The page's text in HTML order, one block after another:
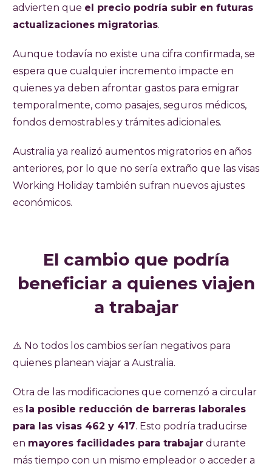
advierten que el precio podría subir en futuras
actualizaciones migratorias.
Aunque todavía no existe una cifra confirmada, se
espera que cualquier incremento impacte en
quienes ya deben afrontar gastos para emigrar
temporalmente, como pasajes, seguros médicos,
fondos demostrables y trámites adicionales.
Australia ya realizó aumentos migratorios en años
anteriores, por lo que no sería extraño que las visas
Working Holiday también sufran nuevos ajustes
económicos.
El cambio que podría
beneficiar a quienes viajen
a trabajar
⚠️ No todos los cambios serían negativos para
quienes planean viajar a Australia.
Otra de las modificaciones que comenzó a circular
es la posible reducción de barreras laborales
para las visas 462 y 417. Esto podría traducirse
en mayores facilidades para trabajar durante
más tiempo con un mismo empleador o acceder a